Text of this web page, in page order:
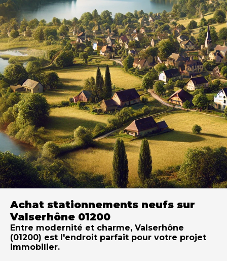
Achat stationnements neufs sur
Valserhône 01200
Entre modernité et charme, Valserhône
(01200) est l'endroit parfait pour votre projet
immobilier.